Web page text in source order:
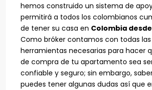
hemos construido un sistema de
permitirá a todos los colombianos
de tener su casa en Colombia
Como bróker contamos con todas las
herramientas necesarias para hacer
de compra de tu apartamento sea
confiable y seguro; sin embargo,
puedes tener algunas dudas así que